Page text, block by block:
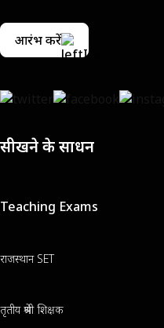
आरंभ करें
सीखने के साधन
Teaching Exams
राजस्थान SET
तृतीय श्रेणी शिक्षक